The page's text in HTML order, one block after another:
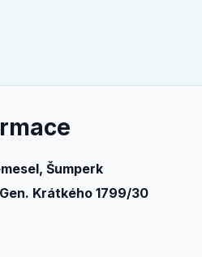
Šumperk
Krátkého 1799/30